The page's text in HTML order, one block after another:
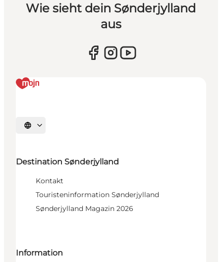
Wie sieht dein Sønderjylland
aus
Sprache auswählen
Destination Sønderjylland
Kontakt
Touristeninformation Sønderjylland
Sønderjylland Magazin 2026
Information